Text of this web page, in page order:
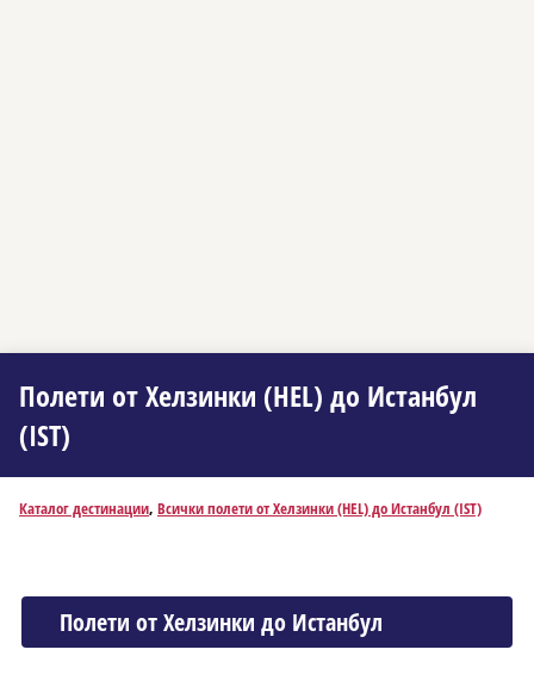
Полети от Хелзинки (HEL) до Истанбул
(IST)
Каталог дестинации, Всички полети от Хелзинки (HEL) до Истанбул (IST)
Полети от Хелзинки до Истанбул